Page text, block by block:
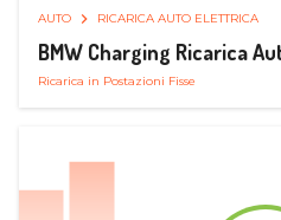
AUTO RICARICA AUTO ELETTRICA
BMW Charging Ricarica
Ricarica in Postazioni Fisse